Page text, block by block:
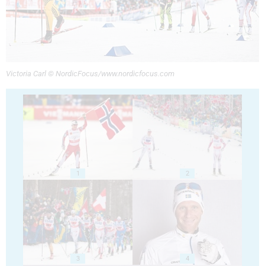
Victoria Carl © NordicFocus/www.nordicfocus.com
1 2
3 4